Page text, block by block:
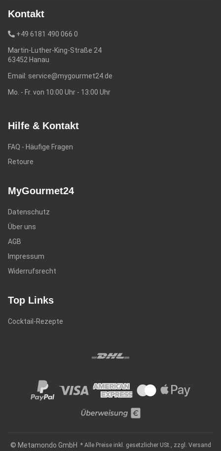
Kontakt
+49 6181 490 066 0
Martin-Luther-King-Straße 24
63452 Hanau
Email: service@mygourmet24.de
Mo. - Fr. von 10:00 Uhr - 13:00 Uhr
Hilfe & Kontakt
FAQ - Häufige Fragen
Retoure
MyGourmet24
Datenschutz
Über uns
AGB
Impressum
Widerrufsrecht
Top Links
Cocktail-Rezepte
© Metamondo GmbH * Alle Preise inkl. gesetzlicher USt., zzgl. Versand